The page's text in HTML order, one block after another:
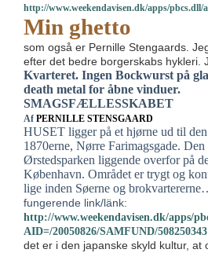
http://www.weekendavisen.dk/apps/pbcs.dll/
Min ghetto
som også er Pernille Stengaards.
efter det bedre borgerskabs hykleri.
Kvarteret. Ingen Bockwurst på
death metal for åbne vinduer.
SMAGSFÆLLESSKABET
Af PERNILLE STENSGAARD
HUSET ligger på et hjørne ud til
1870erne, Nørre Farimagsgade.
Ørstedsparken liggende overfor på
København. Området er trygt og
lige inden Søerne og
fungerende link/länk:
http://www.weekendavisen.dk/apps/
AID=/20050826/SAMFUND/508250343
det er i den japanske skyld kultur, at